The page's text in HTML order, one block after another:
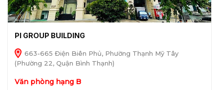
PI GROUP BUILDING
663-665 Điện Biên Phủ, Phường Thạnh Mỹ Tây
(Phường 22, Quận Bình Thạnh)
Văn phòng hạng B